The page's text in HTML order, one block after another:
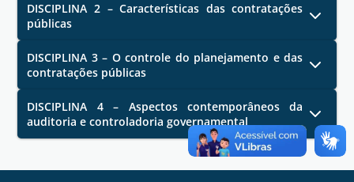
DISCIPLINA 2 – Características das contratações
públicas
DISCIPLINA 3 – O controle do planejamento e das
contratações públicas
DISCIPLINA 4 – Aspectos contemporâneos da
auditoria e controladoria governamental